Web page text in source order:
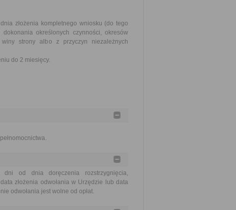
złożenia kompletnego wniosku (do tego
określonych czynności, okresów
strony albo z przyczyn niezależnych
do 2 miesięcy.
od dnia doręczenia rozstrzygnięcia,
złożenia odwołania w Urzędzie lub data
odwołania jest wolne od opłat.